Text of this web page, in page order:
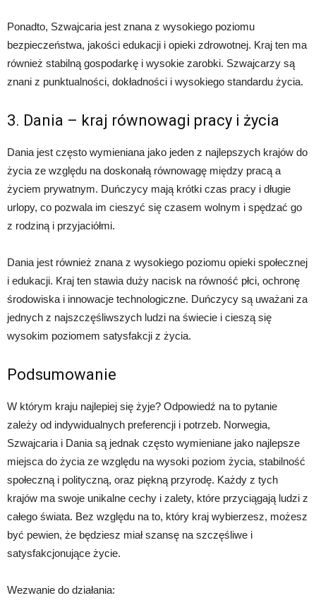
Ponadto, Szwajcaria jest znana z wysokiego poziomu
bezpieczeństwa, jakości edukacji i opieki zdrowotnej. Kraj ten ma
również stabilną gospodarkę i wysokie zarobki. Szwajcarzy są
znani z punktualności, dokładności i wysokiego standardu życia.
3. Dania – kraj równowagi pracy i życia
Dania jest często wymieniana jako jeden z najlepszych krajów do
życia ze względu na doskonałą równowagę między pracą a
życiem prywatnym. Duńczycy mają krótki czas pracy i długie
urlopy, co pozwala im cieszyć się czasem wolnym i spędzać go
z rodziną i przyjaciółmi.
Dania jest również znana z wysokiego poziomu opieki społecznej
i edukacji. Kraj ten stawia duży nacisk na równość płci, ochronę
środowiska i innowacje technologiczne. Duńczycy są uważani za
jednych z najszczęśliwszych ludzi na świecie i cieszą się
wysokim poziomem satysfakcji z życia.
Podsumowanie
W którym kraju najlepiej się żyje? Odpowiedź na to pytanie
zależy od indywidualnych preferencji i potrzeb. Norwegia,
Szwajcaria i Dania są jednak często wymieniane jako najlepsze
miejsca do życia ze względu na wysoki poziom życia, stabilność
społeczną i polityczną, oraz piękną przyrodę. Każdy z tych
krajów ma swoje unikalne cechy i zalety, które przyciągają ludzi z
całego świata. Bez względu na to, który kraj wybierzesz, możesz
być pewien, że będziesz miał szansę na szczęśliwe i
satysfakcjonujące życie.
Wezwanie do działania: